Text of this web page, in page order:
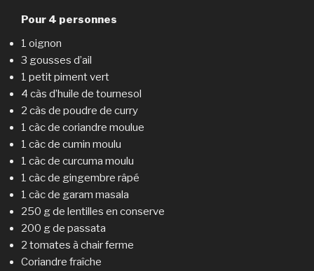
Pour 4 personnes
1 oignon
3 gousses d’ail
1 petit piment vert
4 càs d’huile de tournesol
2 càs de poudre de curry
1 càc de coriandre moulue
1 càc de cumin moulu
1 càc de curcuma moulu
1 càc de gingembre râpé
1 càc de garam masala
250 g de lentilles en conserve
200 g de passata
2 tomates à chair ferme
Coriandre fraîche